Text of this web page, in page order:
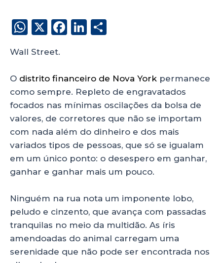
W
a
ts
A
p
p
X
F
e
b
o
o
k
Li
e
dI
n
re
Wall Street.
O distrito financeiro de Nova York permanece
como sempre. Repleto de engravatados
focados nas mínimas oscilações da bolsa de
valores, de corretores que não se importam
com nada além do dinheiro e dos mais
variados tipos de pessoas, que só se igualam
em um único ponto: o desespero em ganhar,
ganhar e ganhar mais um pouco.
Ninguém na rua nota um imponente lobo,
peludo e cinzento, que avança com passadas
tranquilas no meio da multidão. As íris
amendoadas do animal carregam uma
serenidade que não pode ser encontrada nos